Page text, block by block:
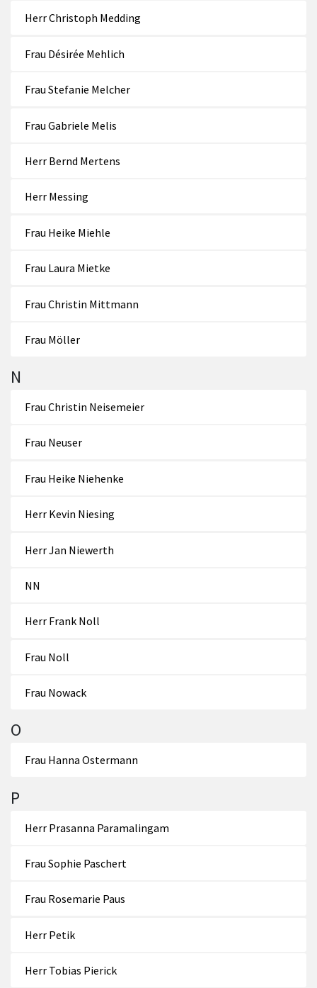
Herr Christoph Medding
Frau Désirée Mehlich
Frau Stefanie Melcher
Frau Gabriele Melis
Herr Bernd Mertens
Herr Messing
Frau Heike Miehle
Frau Laura Mietke
Frau Christin Mittmann
Frau Möller
N
Frau Christin Neisemeier
Frau Neuser
Frau Heike Niehenke
Herr Kevin Niesing
Herr Jan Niewerth
NN
Herr Frank Noll
Frau Noll
Frau Nowack
O
Frau Hanna Ostermann
P
Herr Prasanna Paramalingam
Frau Sophie Paschert
Frau Rosemarie Paus
Herr Petik
Herr Tobias Pierick